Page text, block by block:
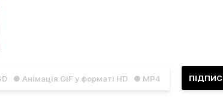
● Анімація GIF у форматі HD ● MP4 ПІДПИС